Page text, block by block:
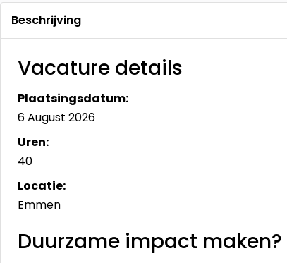
Beschrijving
Vacature details
Plaatsingsdatum:
6 August 2026
Uren:
40
Locatie:
Emmen
Duurzame impact maken?